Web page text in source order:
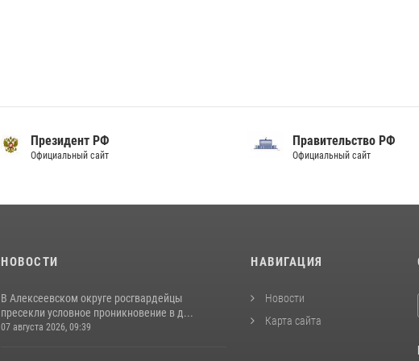
Президент РФ
Официальный сайт
Правительство РФ
Официальный сайт
НОВОСТИ
В Алексеевском округе росгвардейцы
пресекли условное проникновение в д...
07 августа 2026, 09:39
НАВИГАЦИЯ
Новости
Карта сайта